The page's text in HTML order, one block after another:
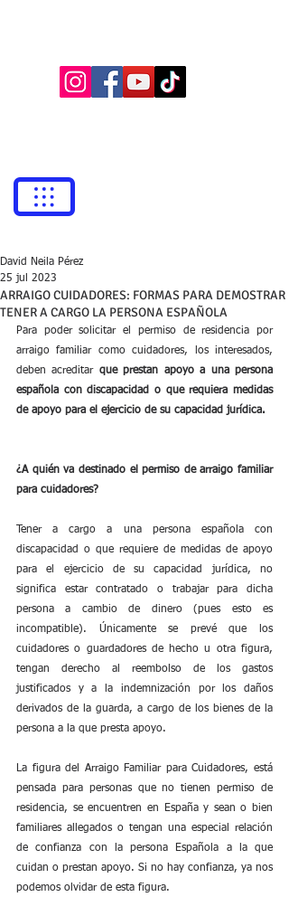
ARRAIGO CUIDADORES: FORMAS PARA DEMOSTRAR
TENER A CARGO LA PERSONA ESPAÑOLA
David Neila Pérez
25 jul 2023
Para poder solicitar el permiso de residencia por
arraigo familiar como cuidadores, los interesados,
deben acreditar que prestan apoyo a una persona
española con discapacidad o que requiera medidas
de apoyo para el ejercicio de su capacidad jurídica.
¿A quién va destinado el permiso de arraigo familiar
para cuidadores?
Tener a cargo a una persona española con
discapacidad o que requiere de medidas de apoyo
para el ejercicio de su capacidad jurídica, no
significa estar contratado o trabajar para dicha
persona a cambio de dinero (pues esto es
incompatible). Únicamente se prevé que los
cuidadores o guardadores de hecho u otra figura,
tengan derecho al reembolso de los gastos
justificados y a la indemnización por los daños
derivados de la guarda, a cargo de los bienes de la
persona a la que presta apoyo.
La figura del Arraigo Familiar para Cuidadores, está
pensada para personas que no tienen permiso de
residencia, se encuentren en España y sean o bien
familiares allegados o tengan una especial relación
de confianza con la persona Española a la que
cuidan o prestan apoyo. Si no hay confianza, ya nos
podemos olvidar de esta figura.